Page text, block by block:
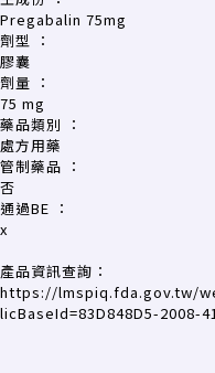
Pregabalin 75mg
劑型 ：
膠囊
劑量 ：
75 mg
藥品類別
：
處方用藥
管制藥品 ：
否
通過BE ：
x
產品資訊查詢：
https://lmspiq.fda.gov.tw/
licBaseId=83D848D5-2008-